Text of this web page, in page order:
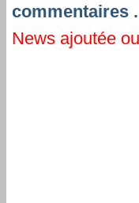
commentaires
News ajoutée